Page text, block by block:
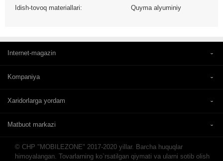
Idish-tovoq materiallari: Quyma alyuminiy
Internet-magazin
Kompaniya
Xaridorlarga yordam
Matbuot markazi
© CHP "MOBILEZONE" 2017-2020 yillar. Barcha huquqlar
himoyalangan. Tovarlarning ko`rsatilgan qiymati va ularni sotib olish